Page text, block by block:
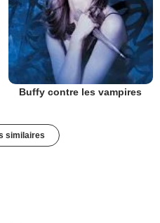
Buffy contre les vampires
similaires